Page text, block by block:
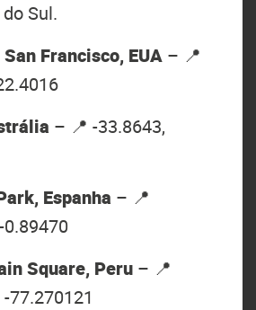
Sul.
Francisco, EUA – 📍
– 📍 -33.8643,
Espanha – 📍
Square, Peru – 📍
77.270121